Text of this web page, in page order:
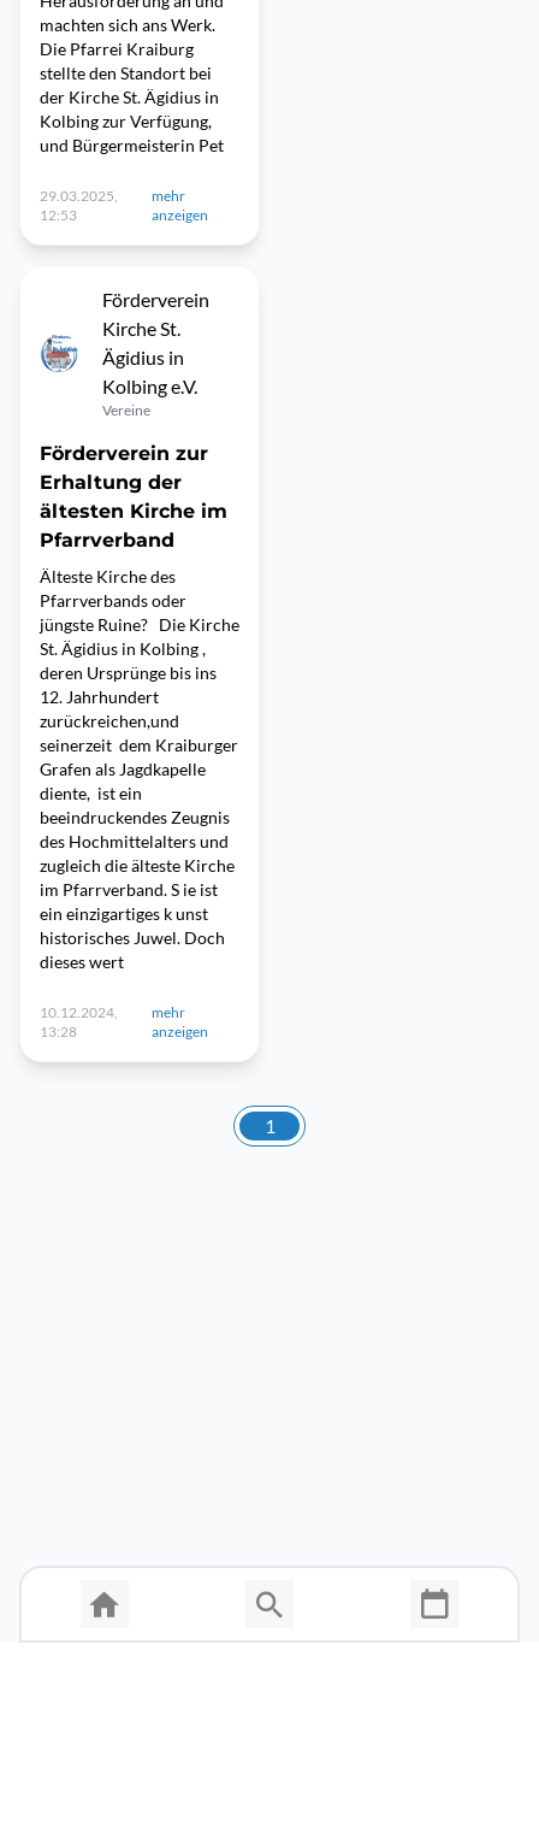
machten sich ans Werk.
Die Pfarrei Kraiburg
stellte den Standort bei
der Kirche St. Ägidius in
Kolbing zur Verfügung,
und Bürgermeisterin Pet
29.03.2025,
12:53
mehr
anzeigen
Förderverein
Kirche St.
Ägidius in
Kolbing e.V.
Vereine
Förderverein zur
Erhaltung der
ältesten Kirche im
Pfarrverband
Älteste Kirche des
Pfarrverbands oder
jüngste Ruine? Die Kirche
St. Ägidius in Kolbing ,
deren Ursprünge bis ins
12. Jahrhundert
zurückreichen,und
seinerzeit dem Kraiburger
Grafen als Jagdkapelle
diente, ist ein
beeindruckendes Zeugnis
des Hochmittelalters und
zugleich die älteste Kirche
im Pfarrverband. S ie ist
ein einzigartiges k unst
historisches Juwel. Doch
dieses wert
10.12.2024,
13:28
mehr
anzeigen
1